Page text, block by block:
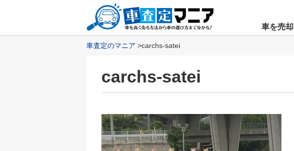
車を売却
車査定のマニア carchs-satei
carchs-satei